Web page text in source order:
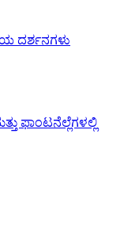
ದರ್ಶನಗಳು
ಫಾಂಟನೆಲ್ಲೆಗಳಲ್ಲಿ